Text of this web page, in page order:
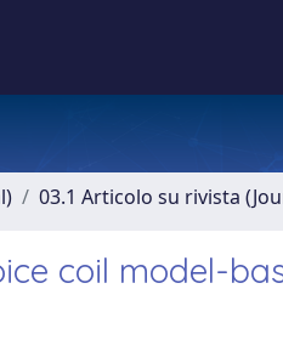
03.1 Articolo su rivista
coil model-